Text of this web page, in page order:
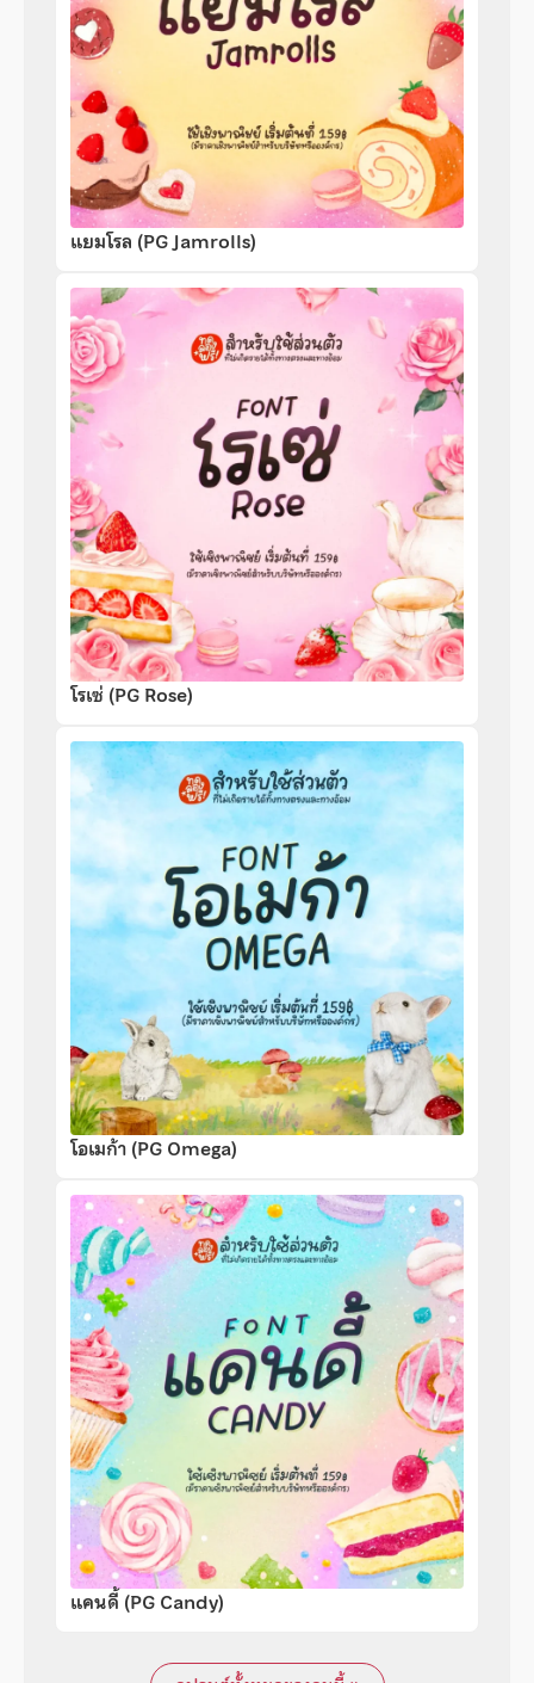
แยมโรล (PG Jamrolls)
โรเซ่ (PG Rose)
โอเมก้า (PG Omega)
แคนดี้ (PG Candy)